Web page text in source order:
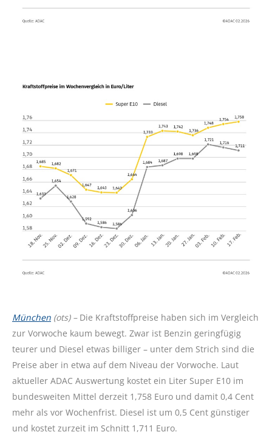
München (ots) – Die Kraftstoffpreise haben sich im Vergleich
zur Vorwoche kaum bewegt. Zwar ist Benzin geringfügig
teurer und Diesel etwas billiger – unter dem Strich sind die
Preise aber in etwa auf dem Niveau der Vorwoche. Laut
aktueller ADAC Auswertung kostet ein Liter Super E10 im
bundesweiten Mittel derzeit 1,758 Euro und damit 0,4 Cent
mehr als vor Wochenfrist. Diesel ist um 0,5 Cent günstiger
und kostet zurzeit im Schnitt 1,711 Euro.